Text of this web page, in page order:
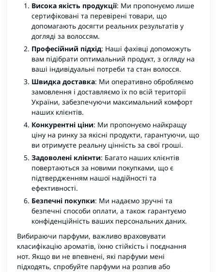
Висока якість продукції: Ми пропонуємо лише
сертифіковані та перевірені товари, що
допомагають досягти реальних результатів у
догляді за волоссям.
Професійний підхід: Наші фахівці допоможуть
вам підібрати оптимальний продукт, з огляду на
ваші індивідуальні потреби та стан волосся.
Швидка доставка: Ми оперативно обробляємо
замовлення і доставляємо їх по всій території
України, забезпечуючи максимальний комфорт
наших клієнтів.
Конкурентні ціни: Ми пропонуємо найкращу
ціну на ринку за якісні продукти, гарантуючи, що
ви отримуєте реальну цінність за свої гроші.
Задоволені клієнти: Багато наших клієнтів
повертаються за новими покупками, що є
підтвердженням нашої надійності та
ефективності.
Безпечні покупки: Ми надаємо зручні та
безпечні способи оплати, а також гарантуємо
конфіденційність ваших персональних даних.
Вибираючи парфуми, важливо враховувати
класифікацію ароматів, їхню стійкість і поєднання
нот. Якщо ви не впевнені, які парфуми мені
підходять, спробуйте парфуми на розпив або